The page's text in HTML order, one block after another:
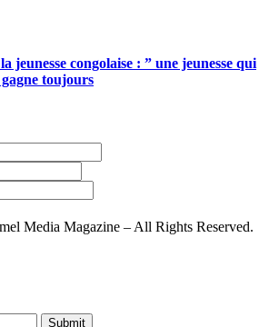
jeunesse congolaise : ” une jeunesse qui
toujours
Media Magazine – All Rights Reserved.
Submit